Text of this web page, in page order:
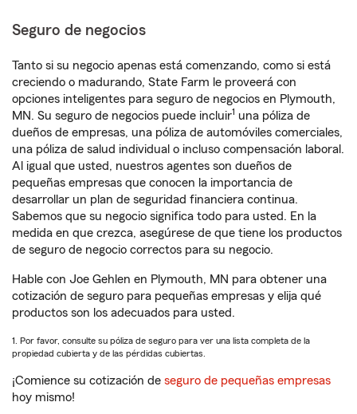
Seguro de negocios
Tanto si su negocio apenas está comenzando, como si está
creciendo o madurando, State Farm le proveerá con
opciones inteligentes para seguro de negocios en Plymouth,
MN. Su seguro de negocios puede incluir1 una póliza de
dueños de empresas, una póliza de automóviles comerciales,
una póliza de salud individual o incluso compensación laboral.
Al igual que usted, nuestros agentes son dueños de
pequeñas empresas que conocen la importancia de
desarrollar un plan de seguridad financiera continua.
Sabemos que su negocio significa todo para usted. En la
medida en que crezca, asegúrese de que tiene los productos
de seguro de negocio correctos para su negocio.
Hable con Joe Gehlen en Plymouth, MN para obtener una
cotización de seguro para pequeñas empresas y elija qué
productos son los adecuados para usted.
1. Por favor, consulte su póliza de seguro para ver una lista completa de la
propiedad cubierta y de las pérdidas cubiertas.
¡Comience su cotización de seguro de pequeñas empresas
hoy mismo!